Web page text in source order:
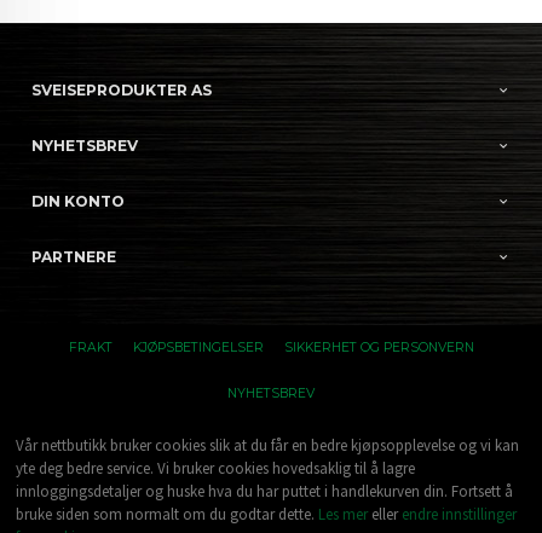
SVEISEPRODUKTER AS
NYHETSBREV
DIN KONTO
PARTNERE
FRAKT KJØPSBETINGELSER SIKKERHET OG PERSONVERN
NYHETSBREV
Vår nettbutikk bruker cookies slik at du får en bedre kjøpsopplevelse og vi kan
yte deg bedre service. Vi bruker cookies hovedsaklig til å lagre
innloggingsdetaljer og huske hva du har puttet i handlekurven din. Fortsett å
bruke siden som normalt om du godtar dette. Les merellerendre innstillinger